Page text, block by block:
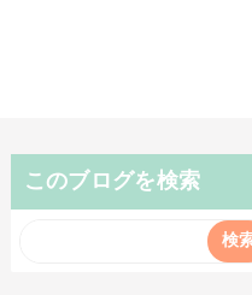
このブログを検索